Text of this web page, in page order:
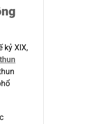
kỷ XIX,